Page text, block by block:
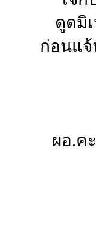
ดูดมิ
ก่อนแจ้
ผอ.ค